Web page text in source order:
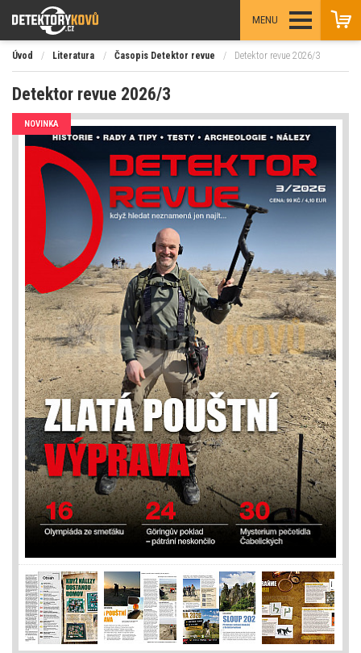
MENU
Úvod / Literatura / Časopis Detektor revue / Detektor revue 2026/3
Detektor revue 2026/3
NOVINKA